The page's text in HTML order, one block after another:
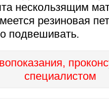
нескользящим
резиновая
подвешивать.
специалистом